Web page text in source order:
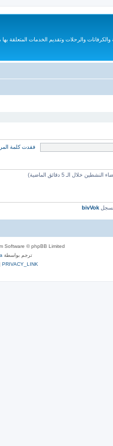
والرحلات وتقديم الخدمات المتعلقة بها
فقدت كلمة
bivVok
Software © phpBB Limited
ترجم بواسطة
PRIVACY_LINK